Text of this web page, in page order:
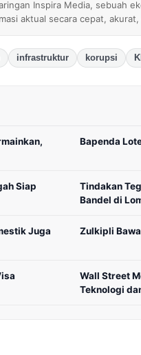
Inspira Media, sebuah
aktual secara cepat,
infrastruktur korupsi
Bapenda
Siap
Tindakan
Bandel di
Juga
Zulkipli
Wall Street
Teknologi